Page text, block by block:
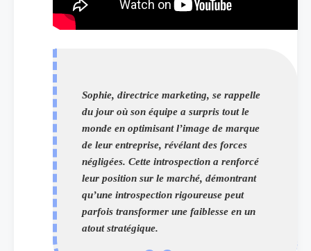
Sophie, directrice marketing, se rappelle
du jour où son équipe a surpris tout le
monde en optimisant l’image de marque
de leur entreprise, révélant des forces
négligées. Cette introspection a renforcé
leur position sur le marché, démontrant
qu’une introspection rigoureuse peut
parfois transformer une faiblesse en un
atout stratégique.